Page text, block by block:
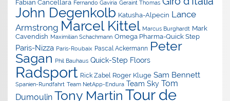
Fabian Cancellara Fernando Gaviria Geraint Thomas
John Degenkolb Katusha-Alpecin Lance
Armstrong Marcel Kittel Marcus Burghardt Mark
Cavendish Maximilian Schachmann Omega Pharma-Quick Step
Paris-Nizza Paris-Roubaix Pascal Ackermann Peter
Sagan Phil Bauhaus Quick-Step Floors
Radsport Rick Zabel Roger Kluge Sam Bennett
Spanien-Rundfahrt Team NetApp-Endura Team Sky Tom
Dumoulin Tony Martin Tour de